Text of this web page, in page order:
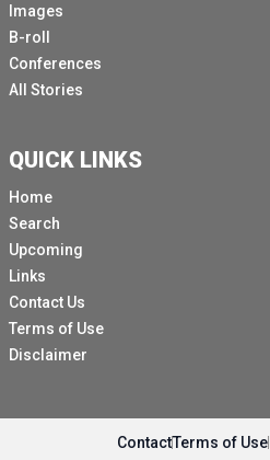
Images
B-roll
Conferences
All Stories
QUICK LINKS
Home
Search
Upcoming
Links
Contact Us
Terms of Use
Disclaimer
ContactTerms of Use